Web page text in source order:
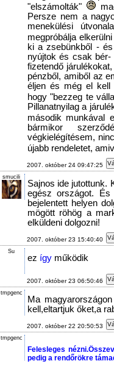
"elszámolták"
Persze nem a
menekülési
megpróbálja
ki a zsebünkből -
nyújtok és csak bér-
fizetendő
pénzből, amiből az
éljen és még el kell
hogy "bezzeg te
Pillanatnyilag a
második munkával
bármikor
végkielégítésem,
újabb rendeletet,
2007. október 24 09:47:25
smucili
Sajnos ide jutottunk.
egész országot.
bejelentett helyen
mögött röhög a
elküldeni dolgozni!
2007. október 23 15:40:40
Su
ez így működik
2007. október 23 06:50:46
tmpgenc
Ma
kell,eltartjuk őket,a
2007. október 22 20:50:53
tmpgenc
Felesleges
pedig a rendőrökre